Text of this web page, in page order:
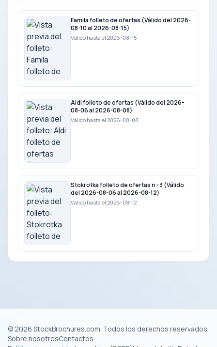
Famila folleto de ofertas (Válido del 2026-
08-10 al 2026-08-15)
Válido hasta el 2026-08-15
Aldi folleto de ofertas (Válido del 2026-
08-06 al 2026-08-08)
Válido hasta el 2026-08-08
Stokrotka folleto de ofertas n.º 3 (Válido
del 2026-08-06 al 2026-08-12)
Válido hasta el 2026-08-12
© 2026 StockBrochures.com. Todos los derechos reservados.
Sobre nosotrosContactos